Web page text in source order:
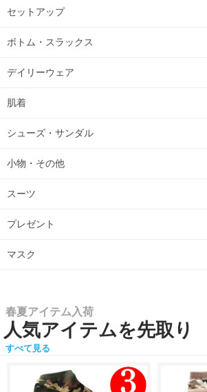
セットアップ
ボトム・スラックス
デイリーウェア
肌着
シューズ・サンダル
小物・その他
スーツ
プレゼント
マスク
春夏アイテム入荷
人気アイテムを先取り
すべて見る